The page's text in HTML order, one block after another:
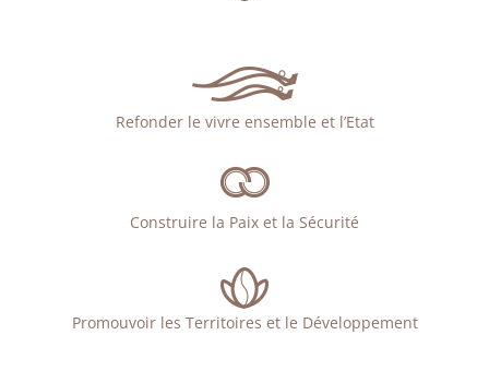
Refonder le vivre ensemble et l’Etat
Construire la Paix et la Sécurité
Promouvoir les Territoires et le Développement